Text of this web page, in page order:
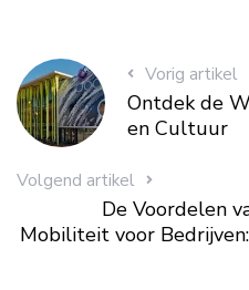
Vorig artikel
Ontdek de
en Cultuur
Volgend artikel
De Voordelen
Mobiliteit voor